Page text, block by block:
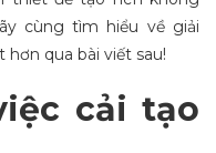
cùng tìm hiểu về giải
qua bài viết sau!
cải tạo